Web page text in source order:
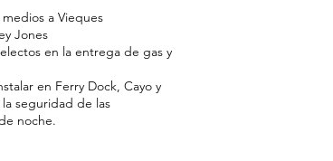
a Vieques
Jones
en la entrega de gas y
en Ferry Dock, Cayo y
seguridad de las
noche.